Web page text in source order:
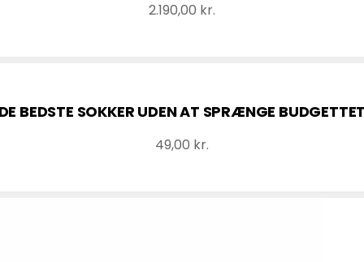
2.190,00 kr.
DE BEDSTE SOKKER UDEN AT SPRÆNGE
49,00 kr.